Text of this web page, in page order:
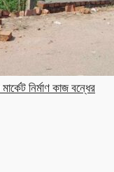
নির্মাণ কাজ বন্ধের